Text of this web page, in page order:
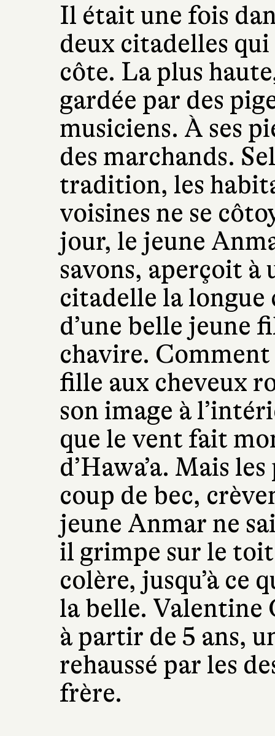
Il était une fois
deux citadelles
côte. La plus
gardée par des
musiciens. À ses
des marchands.
tradition, les
voisines ne se
jour, le jeune
savons, aperçoit à
citadelle la
d’une belle jeune
chavire.
fille aux cheveux
son image à
que le vent fait
d’Hawa’a. Mais
coup de bec,
jeune Anmar ne
il grimpe sur le
colère, jusqu’à ce
la belle. Valentine
à partir de 5 ans,
rehaussé par les
frère.